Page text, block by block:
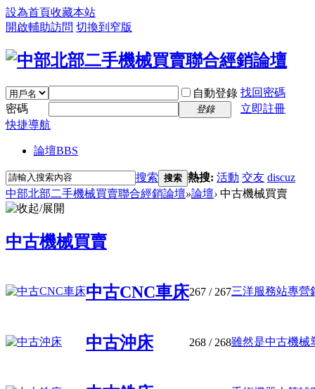
設為首頁收藏本站
開啟輔助訪問 切換到窄版
自動登錄 找回密碼
密碼
登錄
立即註冊
快捷導航
論壇BBS
搜索 搜索 熱搜: 活動 交友 discuz
中部北部二手機械買賣聯合經銷論壇»論壇› 中古機械買賣
中古機械買賣
中古CNC車床267 / 267三洋服務站專營
中古沖床 268 / 268雖然是中古機械